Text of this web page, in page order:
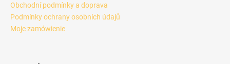
Obchodní podmínky a doprava
Podmínky ochrany osobních údajů
Moje zamówienie